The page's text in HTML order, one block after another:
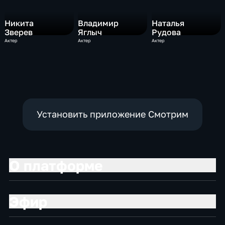
Никита
Зверев
Актер
Владимир
Яглыч
Актер
Наталья
Рудова
Актер
Установить приложение Смотрим